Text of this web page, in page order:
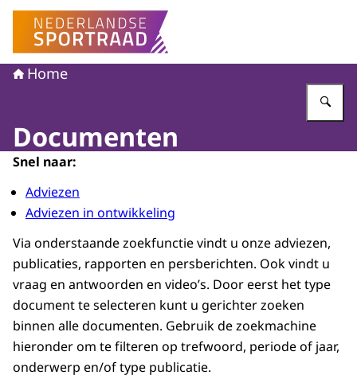
Naar de homepage van Nederlandse Sportraad
Home
Documenten
Snel naar:
Adviezen
Adviezen in ontwikkeling
Via onderstaande zoekfunctie vindt u onze adviezen,
publicaties, rapporten en persberichten. Ook vindt u
vraag en antwoorden en video’s. Door eerst het type
document te selecteren kunt u gerichter zoeken
binnen alle documenten. Gebruik de zoekmachine
hieronder om te filteren op trefwoord, periode of jaar,
onderwerp en/of type publicatie.